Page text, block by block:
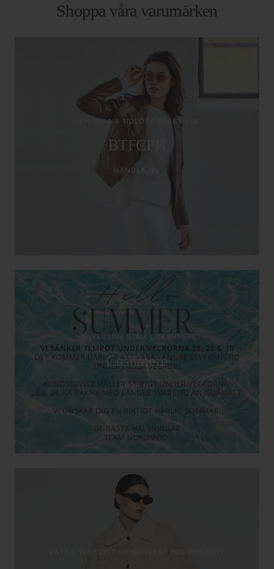
Shoppa våra varumärken
FEMININA & TIDLÖSA KLASSIKER
BTFCPH
HANDLA NU
EKSKLUSIVE STRIK I CASHMERE
Cashmere
SHOP NU